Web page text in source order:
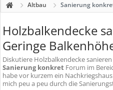
Altbau Sanierung
Holzbalkendecke
Geringe
Diskutiere Holzbalkendecke
Sanierung konkret Forum im
habe vor kurzem ein
mich peu a peu durch die